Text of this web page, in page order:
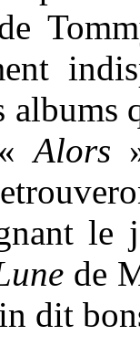
albums
«Alors
le
de
dit